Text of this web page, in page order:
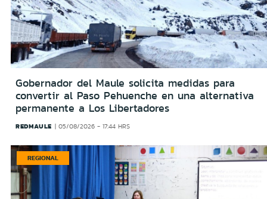
Gobernador del Maule solicita medidas para
convertir al Paso Pehuenche en una alternativa
permanente a Los Libertadores
REDMAULE 05/08/2026 - 17:44 HRS
REGIONAL